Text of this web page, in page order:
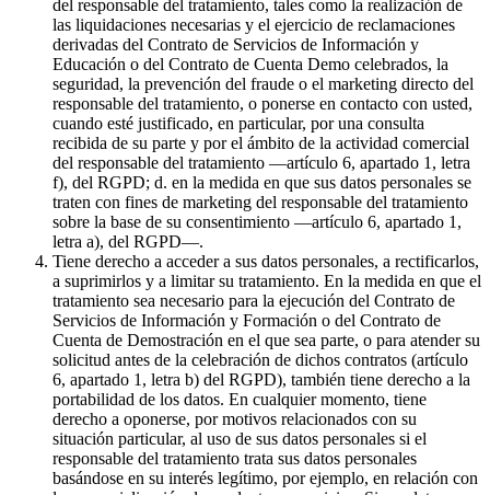
del responsable del tratamiento, tales como la realización de
las liquidaciones necesarias y el ejercicio de reclamaciones
derivadas del Contrato de Servicios de Información y
Educación o del Contrato de Cuenta Demo celebrados, la
seguridad, la prevención del fraude o el marketing directo del
responsable del tratamiento, o ponerse en contacto con usted,
cuando esté justificado, en particular, por una consulta
recibida de su parte y por el ámbito de la actividad comercial
del responsable del tratamiento —artículo 6, apartado 1, letra
f), del RGPD; d. en la medida en que sus datos personales se
traten con fines de marketing del responsable del tratamiento
sobre la base de su consentimiento —artículo 6, apartado 1,
letra a), del RGPD—.
Tiene derecho a acceder a sus datos personales, a rectificarlos,
a suprimirlos y a limitar su tratamiento. En la medida en que el
tratamiento sea necesario para la ejecución del Contrato de
Servicios de Información y Formación o del Contrato de
Cuenta de Demostración en el que sea parte, o para atender su
solicitud antes de la celebración de dichos contratos (artículo
6, apartado 1, letra b) del RGPD), también tiene derecho a la
portabilidad de los datos. En cualquier momento, tiene
derecho a oponerse, por motivos relacionados con su
situación particular, al uso de sus datos personales si el
responsable del tratamiento trata sus datos personales
basándose en su interés legítimo, por ejemplo, en relación con